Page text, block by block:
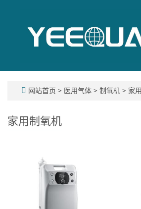
网站首页 > 医用气体 > 制氧机 > 家
家用制氧机